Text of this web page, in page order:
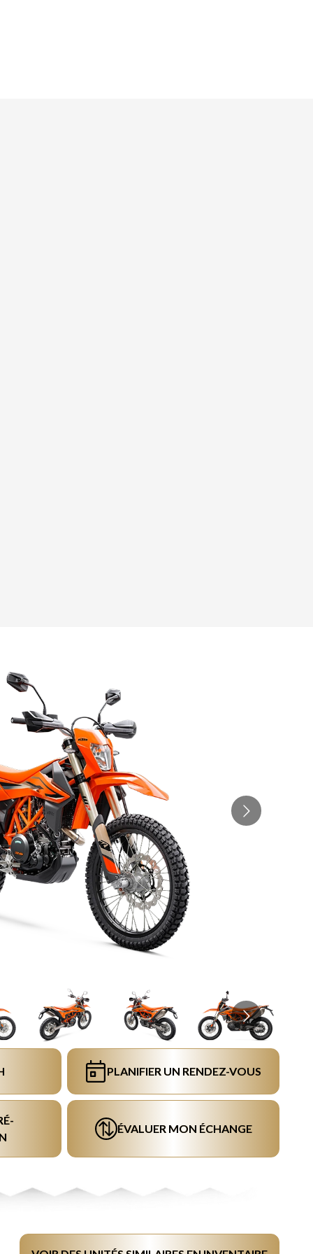
PLANIFIER UN RENDEZ-VOUS
ÉVALUER MON ÉCHANGE